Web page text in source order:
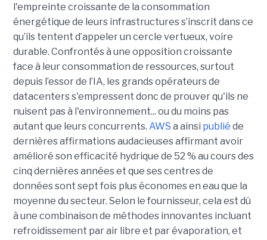
l'empreinte croissante de la consommation
énergétique de leurs infrastructures s’inscrit dans ce
qu’ils tentent d’appeler un cercle vertueux, voire
durable. Confrontés à une opposition croissante
face à leur consommation de ressources, surtout
depuis l’essor de l’IA, les grands opérateurs de
datacenters s'empressent donc de prouver qu'ils ne
nuisent pas à l'environnement... ou du moins pas
autant que leurs concurrents. AWS a ainsi publié de
dernières affirmations audacieuses affirmant avoir
amélioré son efficacité hydrique de 52 % au cours des
cinq dernières années et que ses centres de
données sont sept fois plus économes en eau que la
moyenne du secteur. Selon le fournisseur, cela est dû
à une combinaison de méthodes innovantes incluant
refroidissement par air libre et par évaporation, et